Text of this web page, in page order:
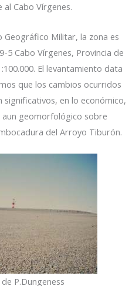
Cabo Vírgenes.
Militar, la zona es
5 Cabo Vírgenes, Provincia de
El levantamiento data
que los cambios ocurridos
significativos, en lo económico,
geomorfológico sobre
del Arroyo Tiburón.
P.Dungeness